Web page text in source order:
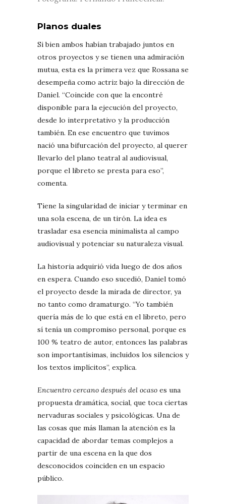
Planos duales
Si bien ambos habían trabajado juntos en
otros proyectos y se tienen una admiración
mutua, esta es la primera vez que Rossana se
desempeña como actriz bajo la dirección de
Daniel. “Coincide con que la encontré
disponible para la ejecución del proyecto,
desde lo interpretativo y la producción
también. En ese encuentro que tuvimos
nació una bifurcación del proyecto, al querer
llevarlo del plano teatral al audiovisual,
porque el libreto se presta para eso”,
comenta.
Tiene la singularidad de iniciar y terminar en
una sola escena, de un tirón. La idea es
trasladar esa esencia minimalista al campo
audiovisual y potenciar su naturaleza visual.
La historia adquirió vida luego de dos años
en espera. Cuando eso sucedió, Daniel tomó
el proyecto desde la mirada de director, ya
no tanto como dramaturgo. “Yo también
quería más de lo que está en el libreto, pero
sí tenía un compromiso personal, porque es
100 % teatro de autor, entonces las palabras
son importantísimas, incluidos los silencios y
los textos implícitos”, explica.
Encuentro cercano después del ocaso es una
propuesta dramática, social, que toca ciertas
nervaduras sociales y psicológicas. Una de
las cosas que más llaman la atención es la
capacidad de abordar temas complejos a
partir de una escena en la que dos
desconocidos coinciden en un espacio
público.